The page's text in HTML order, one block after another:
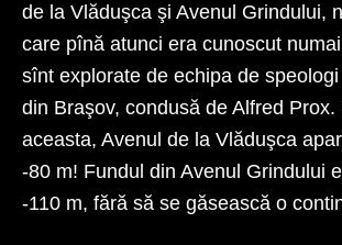
de la Vlăduşca şi Avenul Grindului,
care pînă atunci era cunoscut
sînt explorate de echipa de
din Braşov, condusă de Alfred Prox.
aceasta, Avenul de la Vlăduşca
-80 m! Fundul din Avenul Grindului
-110 m, fără să se găsească o